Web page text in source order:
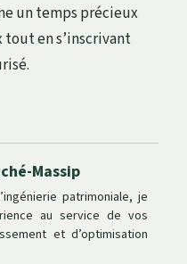
un temps précieux
tout en s’inscrivant
Massip
patrimoniale, je
au service de vos
et d’optimisation